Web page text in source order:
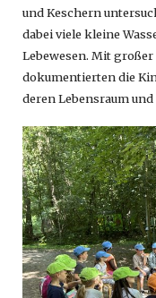
und Keschern
dabei viele kleine
Lebewesen. Mit
dokumentierten die
deren Lebensraum